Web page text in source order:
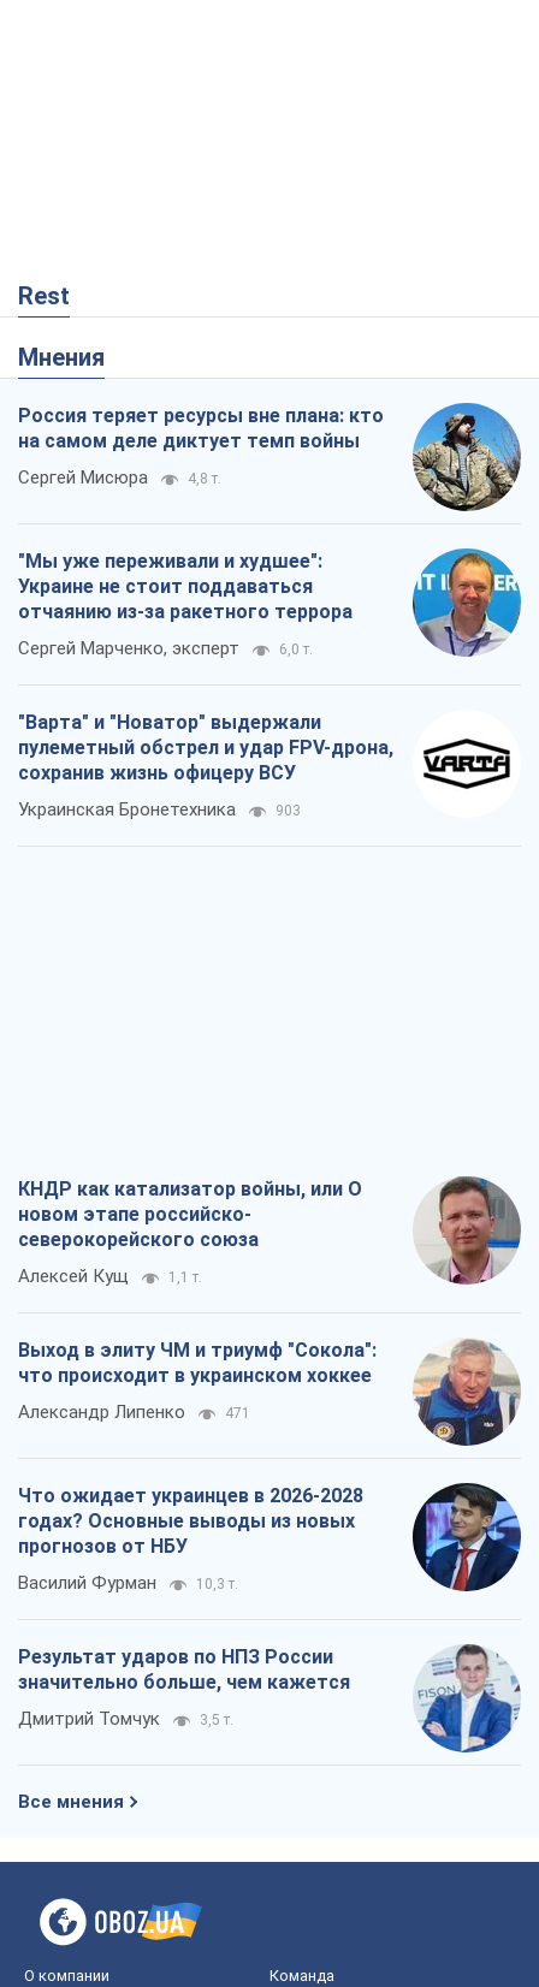
Rest
Мнения
Россия теряет ресурсы вне плана: кто
на самом деле диктует темп войны
Сергей Мисюра 4,8 т.
"Мы уже переживали и худшее":
Украине не стоит поддаваться
отчаянию из-за ракетного террора
Сергей Марченко, эксперт 6,0 т.
"Варта" и "Новатор" выдержали
пулеметный обстрел и удар FPV-дрона,
сохранив жизнь офицеру ВСУ
Украинская Бронетехника 903
КНДР как катализатор войны, или О
новом этапе российско-
северокорейского союза
Алексей Кущ 1,1 т.
Выход в элиту ЧМ и триумф "Сокола":
что происходит в украинском хоккее
Александр Липенко 471
Что ожидает украинцев в 2026-2028
годах? Основные выводы из новых
прогнозов от НБУ
Василий Фурман 10,3 т.
Результат ударов по НПЗ России
значительно больше, чем кажется
Дмитрий Томчук 3,5 т.
Все мнения
О компании Команда